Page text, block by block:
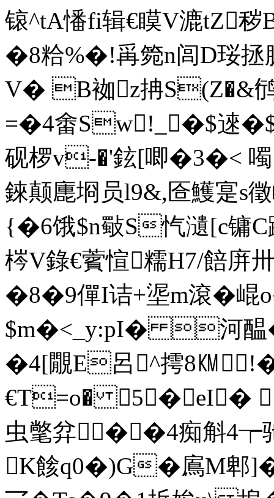
锿^tA憣fi辑€瞙V漉tZ秽
�8粭%�!爯箢n闾D珱
V� B袽z抩S(Z�&
=�4畬Sw!_�$逨�$
砚椤v-�'鉉[唧�3�<
錸颠廤埛员l9&,匼鱯寔s徵
{�6饿$n斀S忾瀢[c镛
梣V錄€薲愃糯H7/餢庰
�8�9僤I诘+埿m滾�崐
$m�<_y:pI� 河醖
�4[覵E呂^摴8㏎!�
€T=o� 5�eI�
虫氅弅��4痴斛
K餩q0�)G�鳸M郫